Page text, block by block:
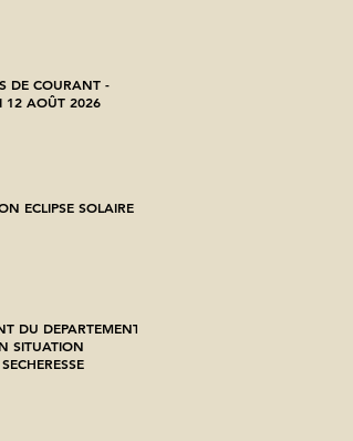
DE COURANT -
12 AOÛT 2026
ECLIPSE SOLAIRE
DU DEPARTEMENT
SITUATION